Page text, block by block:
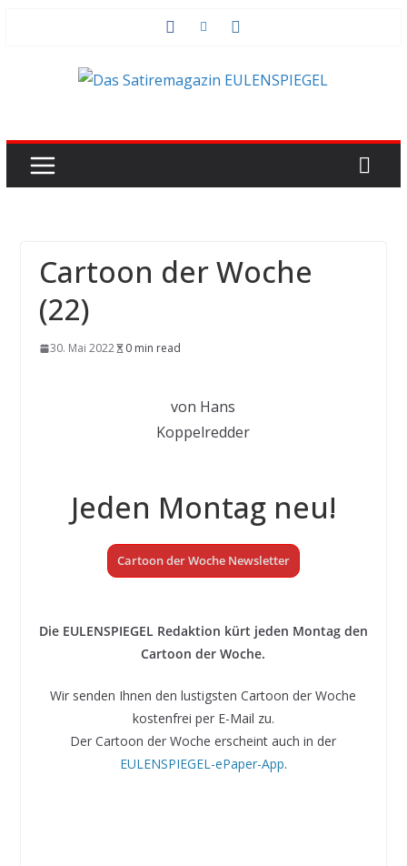
Cartoon der Woche
(22)
30. Mai 2022 0 min read
von Hans
Koppelredder
Jeden Montag neu!
Cartoon der Woche Newsletter
Die EULENSPIEGEL Redaktion kürt jeden Montag den
Cartoon der Woche.
Wir senden Ihnen den lustigsten Cartoon der Woche
kostenfrei per E-Mail zu.
Der Cartoon der Woche erscheint auch in der
EULENSPIEGEL-ePaper-App.